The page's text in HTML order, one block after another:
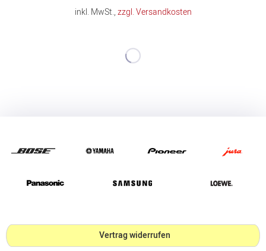
inkl. MwSt.,zzgl. Versandkosten
Vertrag widerrufen